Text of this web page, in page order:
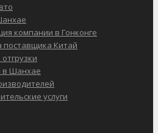
компании в Гонконге
поставщика Китай
в Шанхае
услуги